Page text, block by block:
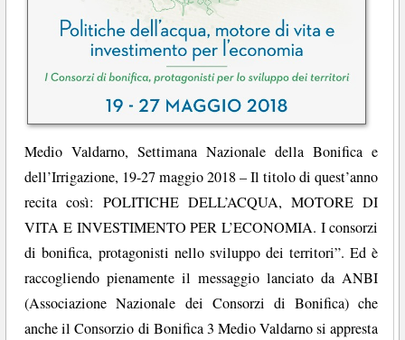
Medio Valdarno, Settimana Nazionale della Bonifica e
dell’Irrigazione, 19-27 maggio 2018 – Il titolo di quest’anno
recita così: POLITICHE DELL’ACQUA, MOTORE DI
VITA E INVESTIMENTO PER L’ECONOMIA. I consorzi
di bonifica, protagonisti nello sviluppo dei territori”. Ed è
raccogliendo pienamente il messaggio lanciato da ANBI
(Associazione Nazionale dei Consorzi di Bonifica) che
anche il Consorzio di Bonifica 3 Medio Valdarno si appresta